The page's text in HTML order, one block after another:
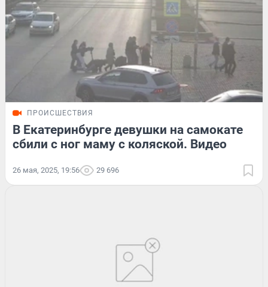
ПРОИСШЕСТВИЯ
В Екатеринбурге девушки на самокате
сбили с ног маму с коляской. Видео
26 мая, 2025, 19:56 29 696